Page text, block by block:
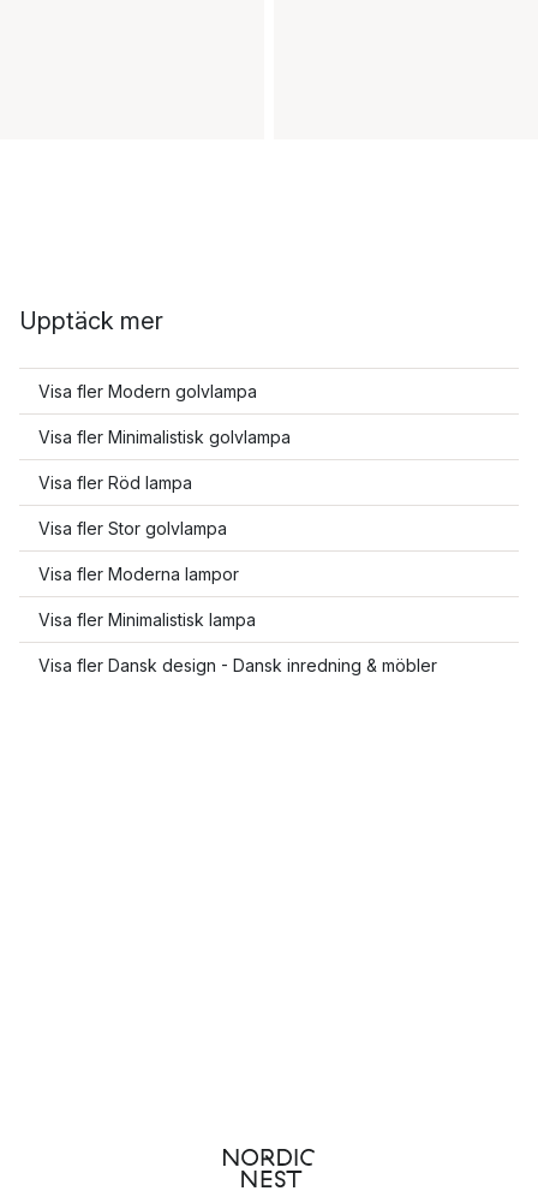
Upptäck mer
Visa fler Modern golvlampa
Visa fler Minimalistisk golvlampa
Visa fler Röd lampa
Visa fler Stor golvlampa
Visa fler Moderna lampor
Visa fler Minimalistisk lampa
Visa fler Dansk design - Dansk inredning & möbler